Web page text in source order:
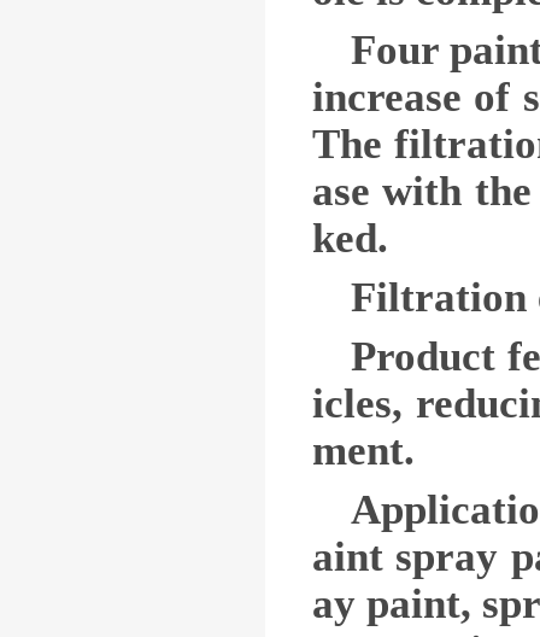
Four
increase of
The
ase with
ked.
Filtration
Product
icles,
ment.
aint spray
ay paint,